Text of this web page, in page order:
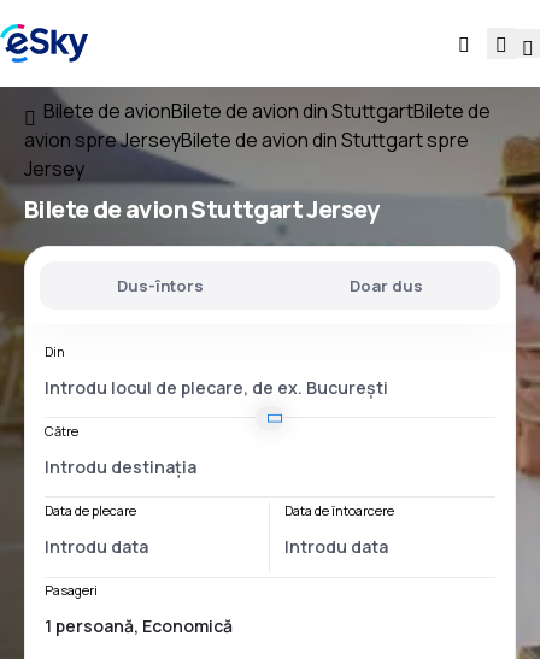
Bilete de avionBilete de avion din StuttgartBilete de
avion spre JerseyBilete de avion din Stuttgart spre
Jersey
Bilete de avionStuttgart Jersey
Dus-întors Doar dus
Din
Către
Data de plecare Data de întoarcere
Pasageri